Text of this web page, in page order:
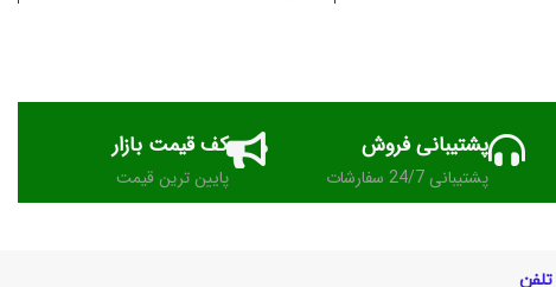
پشتیبانی فروش
پشتیبانی 24/7 سفارشات
کف قیمت بازار
پایین ترین قیمت